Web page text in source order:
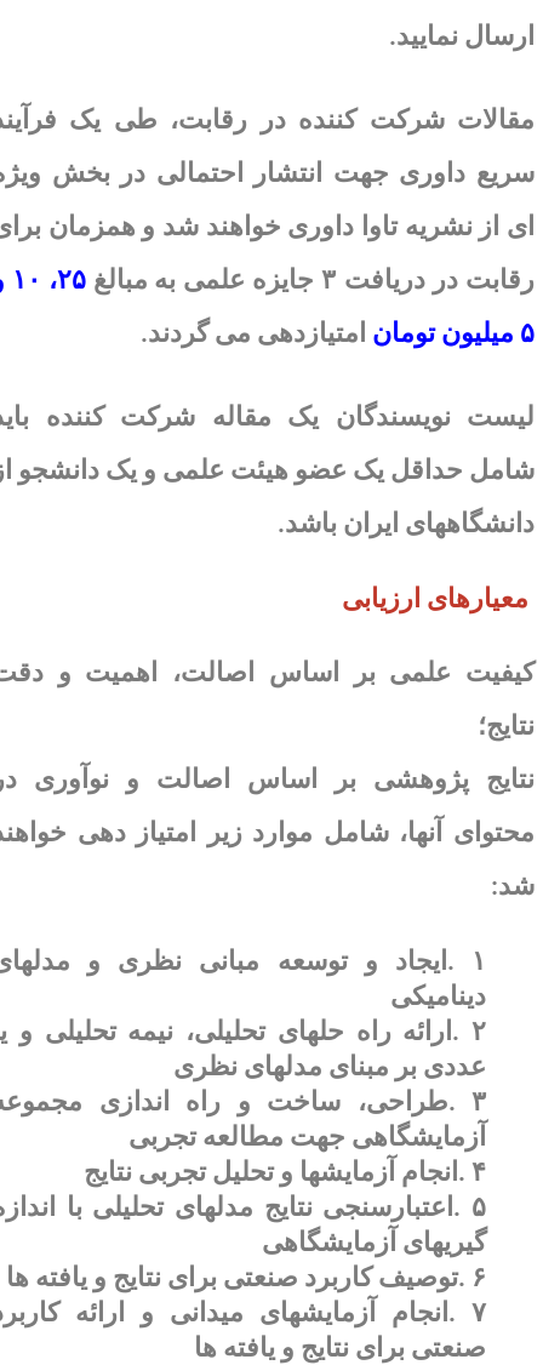
نمایید.
شرکت کننده در رقابت، طی یک فرآیند
داوری جهت انتشار احتمالی در بخش ویژه
از نشریه تاوا داوری خواهند شد و همزمان برای
در دریافت۳ جایزه علمی به مبالغ ۲۵،۱۰ و
میلیون تومانامتیازدهی می گردند.
نویسندگان یک مقاله شرکت کننده باید
حداقل یک عضو هیئت علمی و یک دانشجو از
ایران باشد.
معیارهای ارزیابی
علمی بر اساس اصالت، اهمیت و دقت
پژوهشی بر اساس اصالت و نوآوری در
آنها، شامل موارد زیر امتیاز دهی خواهند
:
.
ایجاد و توسعه مبانی نظری و مدلهای
دینامیکی
. ارائه راه حلهای تحلیلی، نیمه تحلیلی و یا
عددی بر مبنای مدلهای نظری
.
طراحی، ساخت و راه اندازی مجموعه
آزمایشگاهی جهت مطالعه تجربی
. انجام آزمایشها و تحلیل تجربی نتایج
. اعتبارسنجی نتایج مدلهای تحلیلی با اندازه
گیریهای آزمایشگاهی
. توصیف کاربرد صنعتی برای نتایج و یافته ها
.
انجام آزمایشهای میدانی و ارائه کاربرد
صنعتی برای نتایج و یافته ها